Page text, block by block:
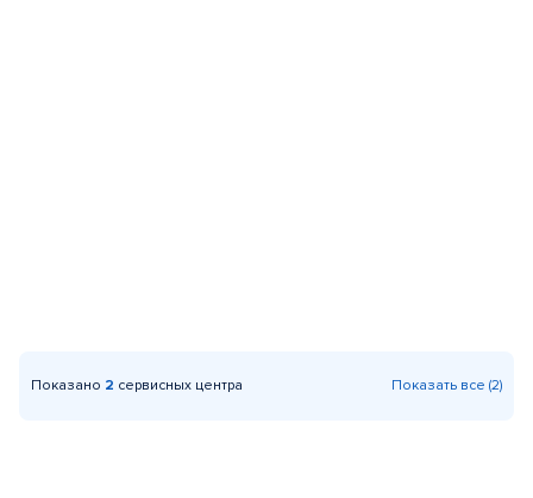
Показано 2 сервисных центра Показать все (2)